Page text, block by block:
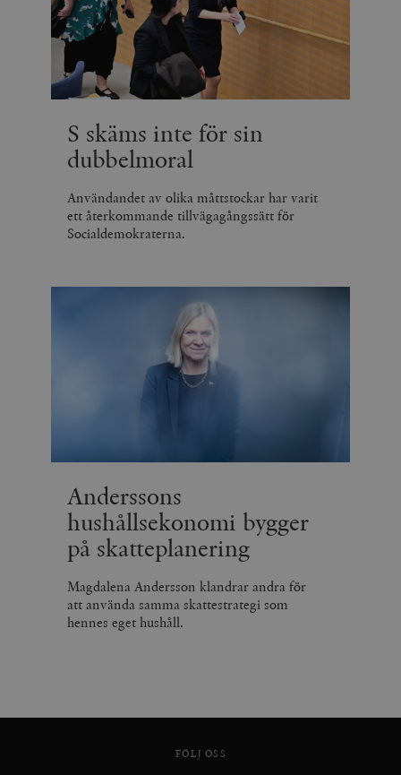
S skäms inte för sin
dubbelmoral
Användandet av olika måttstockar har varit
ett återkommande tillvägagångssätt för
Socialdemokraterna.
Anderssons
hushållsekonomi bygger
på skatteplanering
Magdalena Andersson klandrar andra för
att använda samma skattestrategi som
hennes eget hushåll.
FÖLJ OSS